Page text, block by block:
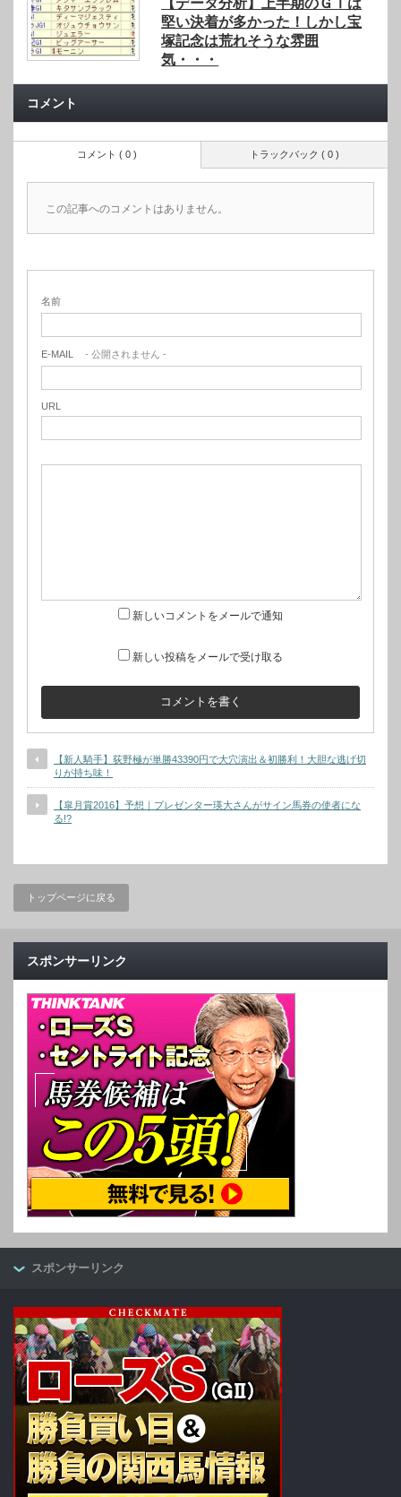
【データ分析】上半期のＧⅠは
堅い決着が多かった！しかし宝
塚記念は荒れそうな雰囲
気・・・
コメント
トラックバック ( 0 )
コメント ( 0 )
この記事へのコメントはありません。
名前
E-MAIL - 公開されません -
URL
新しいコメントをメールで通知
新しい投稿をメールで受け取る
【新人騎手】荻野極が単勝43390円で大穴演出＆初勝利！大胆な逃げ切
りが持ち味！
【皐月賞2016】予想｜プレゼンター瑛大さんがサイン馬券の使者にな
る!?
トップページに戻る
スポンサーリンク
スポンサーリンク